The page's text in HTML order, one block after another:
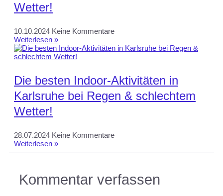
Wetter!
10.10.2024 Keine Kommentare
Weiterlesen »
Die besten Indoor-Aktivitäten in
Karlsruhe bei Regen & schlechtem
Wetter!
28.07.2024 Keine Kommentare
Weiterlesen »
Kommentar verfassen